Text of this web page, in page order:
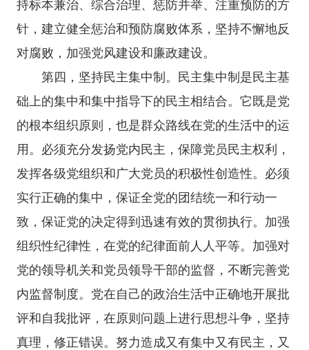
持标本兼治、综合治理、惩防并举、注重预防的方
针，建立健全惩治和预防腐败体系，坚持不懈地反
对腐败，加强党风建设和廉政建设。
第四，坚持民主集中制。民主集中制是民主基
础上的集中和集中指导下的民主相结合。它既是党
的根本组织原则，也是群众路线在党的生活中的运
用。必须充分发扬党内民主，保障党员民主权利，
发挥各级党组织和广大党员的积极性创造性。必须
实行正确的集中，保证全党的团结统一和行动一
致，保证党的决定得到迅速有效的贯彻执行。加强
组织性纪律性，在党的纪律面前人人平等。加强对
党的领导机关和党员领导干部的监督，不断完善党
内监督制度。党在自己的政治生活中正确地开展批
评和自我批评，在原则问题上进行思想斗争，坚持
真理，修正错误。努力造成又有集中又有民主，又